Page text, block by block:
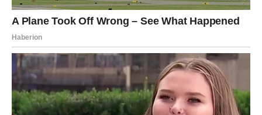
Škorpije danas osećaju ogromnu strast i jake emocije.
Neko vas posmatra mnogo pažljivije nego što mislite.
Privlačite ljude svojom energijom i misterioznošću.
Za zauzete Škorpije sledi veoma emotivan trenutak sa
partnerom. Moguće je priznanje, planiranje zajedničke
budućnosti ili razgovor koji menja odnos na bolje.